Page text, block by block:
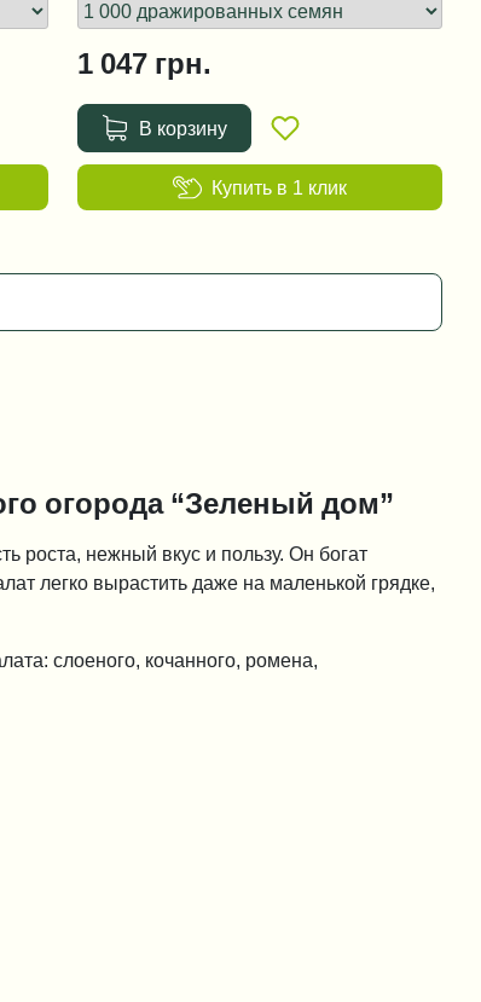
1 047грн.
В корзину
Купить в 1 клик
огорода “Зеленый дом”
роста, нежный вкус и пользу. Он богат
легко вырастить даже на маленькой грядке,
слоеного, кочанного, ромена,